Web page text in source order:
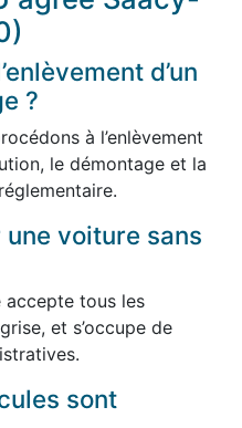
d’un
?
à l’enlèvement
le démontage et la
voiture sans
accepte tous les
et s’occupe de
sont